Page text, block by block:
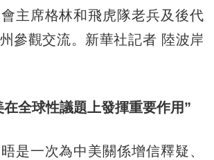
主席格林和飛虎隊老兵及後代
參觀交流。新華社記者 陸波岸
球性議題上發揮重要作用”
一次為中美關係增信釋疑、